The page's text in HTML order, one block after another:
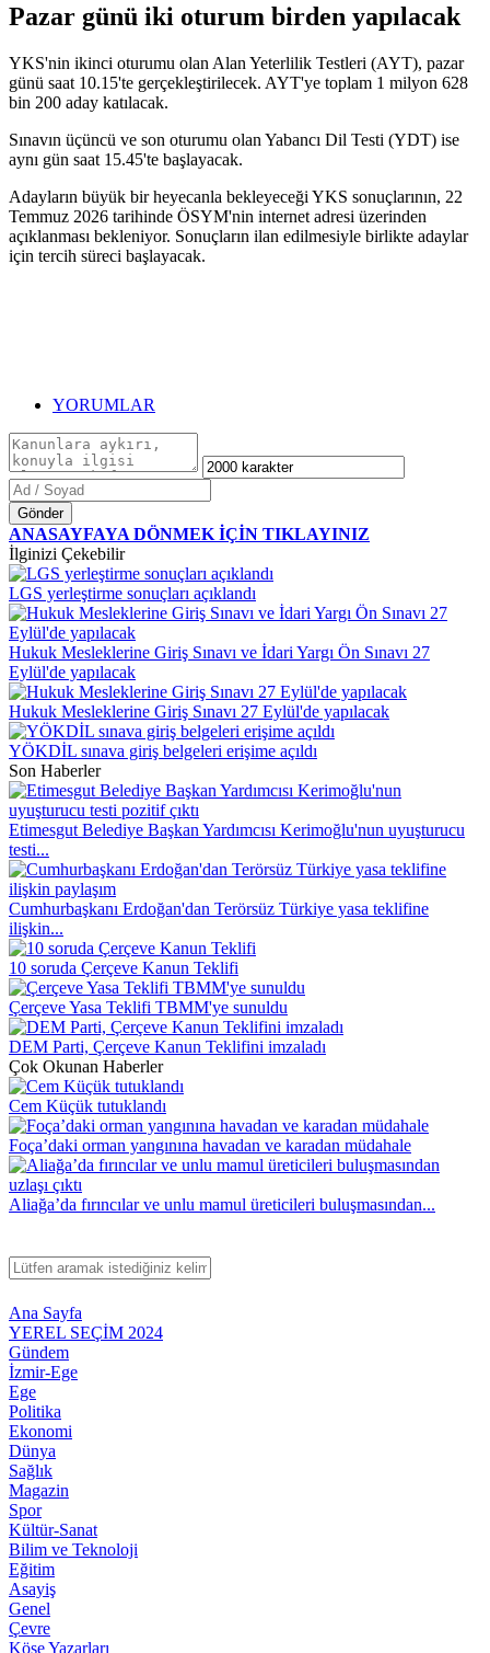
Pazar günü iki oturum birden yapılacak
YKS'nin ikinci oturumu olan Alan Yeterlilik Testleri (AYT), pazar
günü saat 10.15'te gerçekleştirilecek. AYT'ye toplam 1 milyon 628
bin 200 aday katılacak.
Sınavın üçüncü ve son oturumu olan Yabancı Dil Testi (YDT) ise
aynı gün saat 15.45'te başlayacak.
Adayların büyük bir heyecanla bekleyeceği YKS sonuçlarının, 22
Temmuz 2026 tarihinde ÖSYM'nin internet adresi üzerinden
açıklanması bekleniyor. Sonuçların ilan edilmesiyle birlikte adaylar
için tercih süreci başlayacak.
YORUMLAR
Gönder
ANASAYFAYA DÖNMEK İÇİN TIKLAYINIZ
İlginizi Çekebilir
LGS yerleştirme sonuçları açıklandı
Hukuk Mesleklerine Giriş Sınavı ve İdari Yargı Ön Sınavı 27
Eylül'de yapılacak
Hukuk Mesleklerine Giriş Sınavı 27 Eylül'de yapılacak
YÖKDİL sınava giriş belgeleri erişime açıldı
Son Haberler
Etimesgut Belediye Başkan Yardımcısı Kerimoğlu'nun uyuşturucu
testi...
Cumhurbaşkanı Erdoğan'dan Terörsüz Türkiye yasa teklifine
ilişkin...
10 soruda Çerçeve Kanun Teklifi
Çerçeve Yasa Teklifi TBMM'ye sunuldu
DEM Parti, Çerçeve Kanun Teklifini imzaladı
Çok Okunan Haberler
Cem Küçük tutuklandı
Foça’daki orman yangınına havadan ve karadan müdahale
Aliağa’da fırıncılar ve unlu mamul üreticileri buluşmasından...
Ana Sayfa
YEREL SEÇİM 2024
Gündem
İzmir-Ege
Ege
Politika
Ekonomi
Dünya
Sağlık
Magazin
Spor
Kültür-Sanat
Bilim ve Teknoloji
Eğitim
Asayiş
Genel
Çevre
Köşe Yazarları